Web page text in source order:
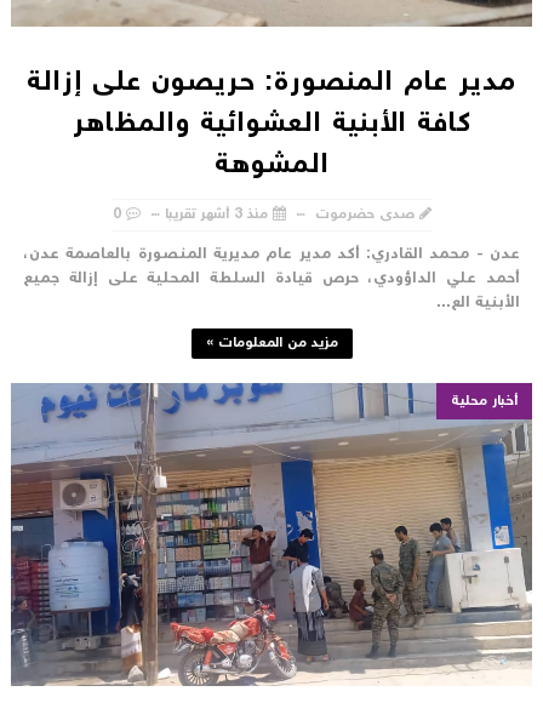
مدير عام المنصورة: حريصون على إزالة
كافة الأبنية العشوائية والمظاهر
المشوهة
صدى حضرموت منذ 3 أشهر تقريبا 0
- محمد القادري: أكد مدير عام مديرية المنصورة بالعاصمة عدن،
علي الداؤودي، حرص قيادة السلطة المحلية على إزالة جميع
الع...
مزيد من المعلومات »
أخبار محلية